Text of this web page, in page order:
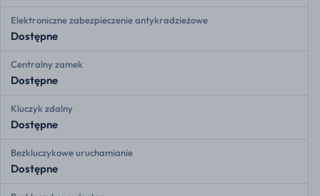
Elektroniczne zabezpieczenie antykradzieżowe
Dostępne
Centralny zamek
Dostępne
Kluczyk zdalny
Dostępne
Bezkluczykowe uruchamianie
Dostępne